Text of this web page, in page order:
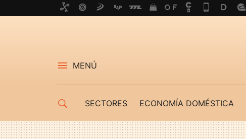
MENÚ
SECTORES ECONOMÍA DOMÉSTICA